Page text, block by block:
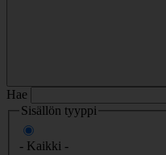
Hae
Sisällön tyyppi
- Kaikki -